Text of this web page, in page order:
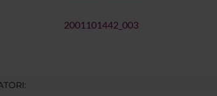
2001101442_003